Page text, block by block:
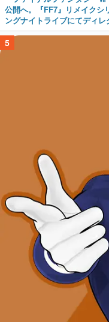
公開へ。『FF7』リメイク
ングナイトライブにてディ
5